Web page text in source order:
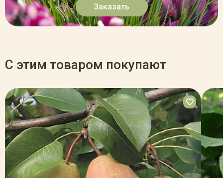
Заказать
С этим товаром покупают